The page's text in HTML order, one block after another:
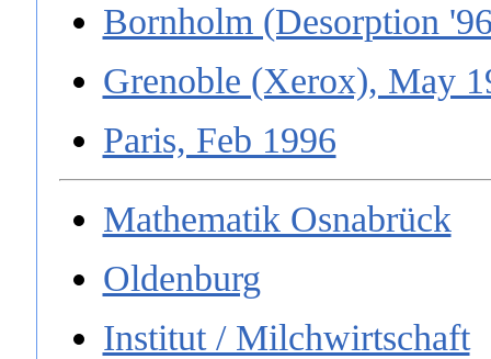
Bornholm (Desorption
Grenoble (Xerox), May
Paris, Feb 1996
Mathematik Osnabrück
Oldenburg
Institut / Milchwirtschaft